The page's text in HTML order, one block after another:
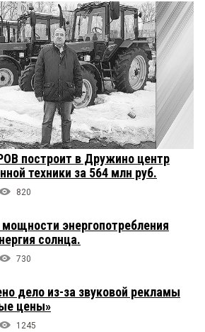
построит в Дружино центр
техники за 564 млн руб.
820
энергопотребления
солнца.
730
дело из-за звуковой рекламы
цены»
1245